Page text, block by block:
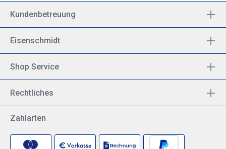
Kundenbetreuung
Eisenschmidt
Shop Service
Rechtliches
Zahlarten